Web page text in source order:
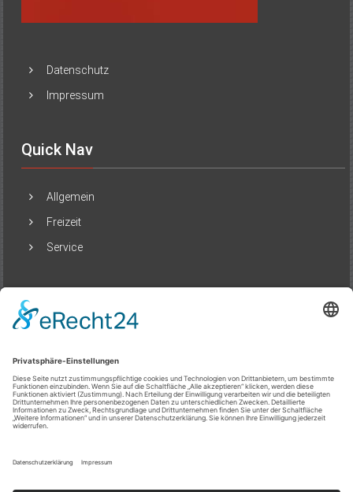
Datenschutz
Impressum
Quick Nav
Allgemein
Freizeit
Service
Beliebte Beiträge
20/07/2025